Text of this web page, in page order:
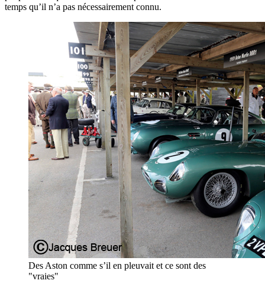
temps qu’il n’a pas nécessairement connu.
Des Aston comme s’il en pleuvait et ce sont des
"vraies"